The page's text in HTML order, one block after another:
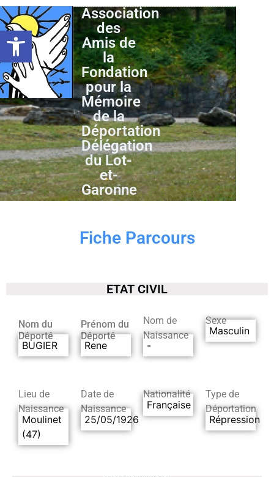
Ouvrir la barre d’outils
Association
des
Amis de
la
Fondation
pour la
Mémoire
de la
Déportation
Délégation
du Lot-
et-
Garonne
Fiche Parcours
ETAT CIVIL
Nom du
Déporté
BUGIER
Prénom du
Déporté
Rene
Nom de
Naissance
-
Sexe
Masculin
Lieu de
Naissance
Moulinet
(47)
Date de
Naissance
25/05/1926
Nationalité
Française
Type de
Déportation
Répression